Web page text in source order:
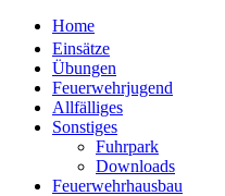
Home
Einsätze
Übungen
Feuerwehrjugend
Allfälliges
Sonstiges
Fuhrpark
Downloads
Feuerwehrhausbau